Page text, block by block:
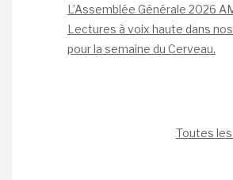
L’Assemblée Générale 2026
Lectures à voix haute dans
pour la semaine du Cerveau.
Toutes